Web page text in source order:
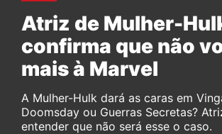
Atriz de Mulher-
confirma que não
mais à Marvel
A Mulher-Hulk dará as caras em
Doomsday ou Guerras Secretas?
entender que não será esse o caso.